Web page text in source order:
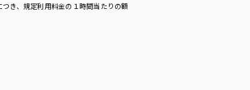
き、規定利用料金の１時間当たりの額